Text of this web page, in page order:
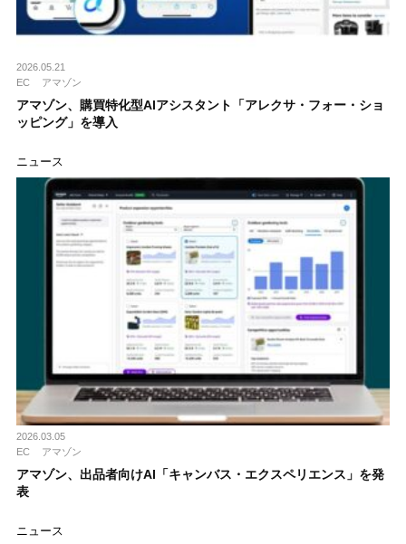
2026.05.21
EC
アマゾン
アマゾン、購買特化型AIアシスタント「アレクサ・フォー・ショ
ッピング」を導入
ニュース
2026.03.05
EC
アマゾン
アマゾン、出品者向けAI「キャンバス・エクスペリエンス」を発
表
ニュース